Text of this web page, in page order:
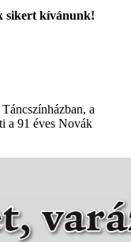
sikert kívánunk!
a
a 91 éves Novák